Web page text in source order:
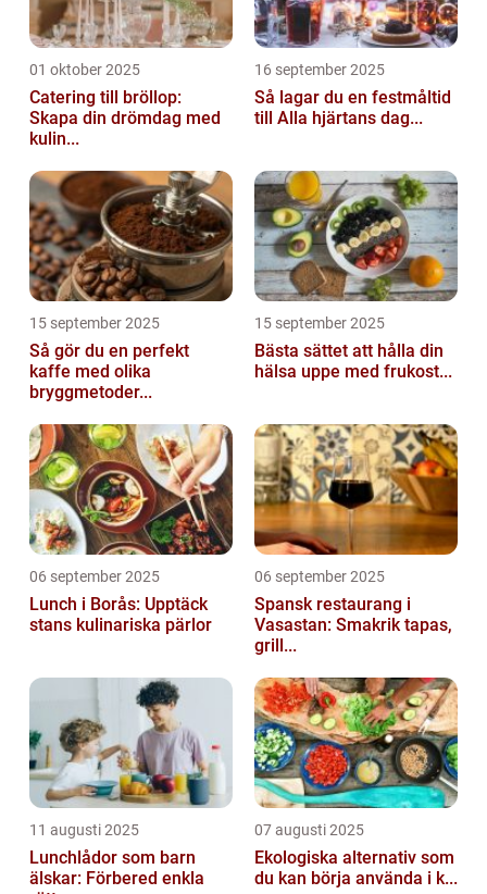
01 oktober 2025
Catering till bröllop:
Skapa din drömdag med
kulin...
16 september 2025
Så lagar du en festmåltid
till Alla hjärtans dag...
15 september 2025
Så gör du en perfekt
kaffe med olika
bryggmetoder...
15 september 2025
Bästa sättet att hålla din
hälsa uppe med frukost...
06 september 2025
Lunch i Borås: Upptäck
stans kulinariska pärlor
06 september 2025
Spansk restaurang i
Vasastan: Smakrik tapas,
grill...
11 augusti 2025
Lunchlådor som barn
älskar: Förbered enkla
07 augusti 2025
Ekologiska alternativ som
du kan börja använda i k...